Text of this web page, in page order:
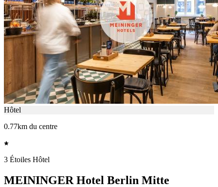
Hôtel
0.77km du centre
3 Étoiles Hôtel
MEININGER Hotel Berlin Mitte